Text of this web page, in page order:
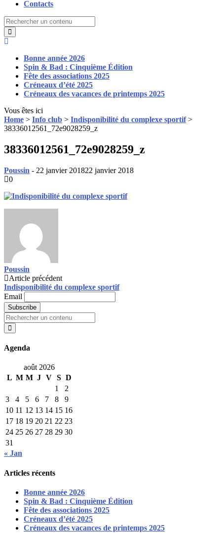
Contacts
Search
for:
Bonne année 2026
Spin & Bad : Cinquième Édition
Fête des associations 2025
Créneaux d’été 2025
Créneaux des vacances de printemps 2025
Vous êtes ici
Home > Info club > Indisponibilité du complexe sportif >
38336012561_72e9028259_z
38336012561_72e9028259_z
Poussin - 22 janvier 201822 janvier 2018
0
Poussin
Post
navigation
Article précédent
Indisponibilité du complexe sportif
Email
Search
for:
Agenda
août 2026
L M M J V S D
1
2
3
4 5 6 7 8
9
10 11 12 13 14 15 16
17 18 19 20 21 22 23
24 25 26 27 28 29 30
31
« Jan
Articles récents
Bonne année 2026
Spin & Bad : Cinquième Édition
Fête des associations 2025
Créneaux d’été 2025
Créneaux des vacances de printemps 2025